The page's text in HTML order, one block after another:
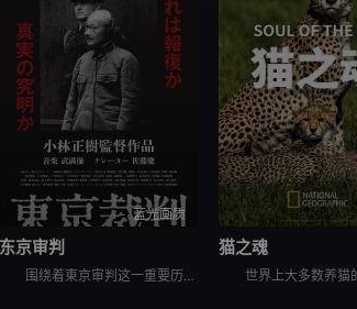
蓝光画质
东京审判
围绕着東京审判这一重要历史事件, 本片除了讲述过程外, 更重要的还是提出了一系列国际法法律问题和伦理道德疑问, 如事后法问题, 战争罪的有無, 以及个人辩护和国家辩护的选择和远东国际法庭战犯的选择
猫之魂